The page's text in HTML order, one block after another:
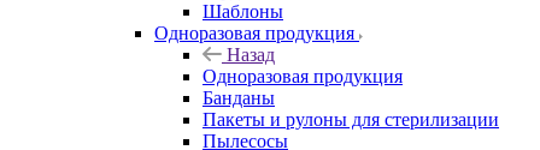
Шаблоны
Одноразовая продукция
Назад
Одноразовая продукция
Банданы
Пакеты и рулоны для стерилизации
Пылесосы